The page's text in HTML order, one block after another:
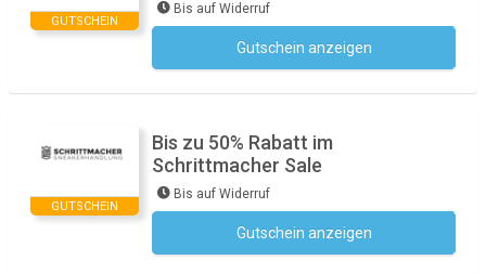
GUTSCHEIN
Bis auf Widerruf
Gutschein anzeigen
GUTSCHEIN
Bis zu 50% Rabatt im
Schrittmacher Sale
Bis auf Widerruf
Gutschein anzeigen